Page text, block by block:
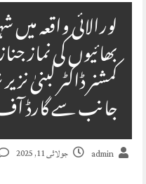
بھائیوں کی نماز
کمشنر ڈاکٹر لبنیٰ
جانب سے گارڈ
admin جولائی 11, 2025